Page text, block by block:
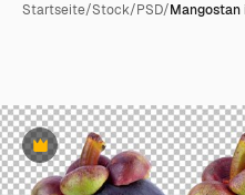
Startseite/Stock/PSD/Mangostan
Premium